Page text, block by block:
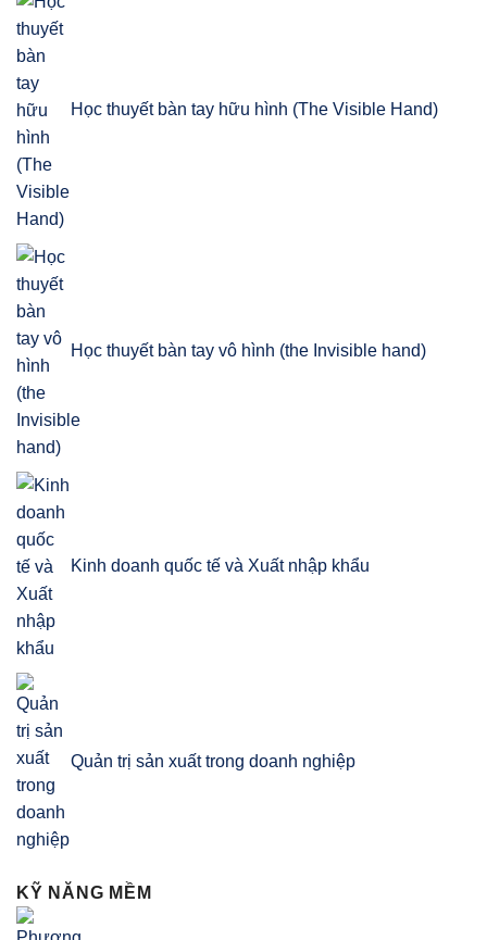
Học thuyết bàn tay hữu hình (The Visible Hand)
Học thuyết bàn tay vô hình (the Invisible hand)
Kinh doanh quốc tế và Xuất nhập khẩu
Quản trị sản xuất trong doanh nghiệp
KỸ NĂNG MỀM